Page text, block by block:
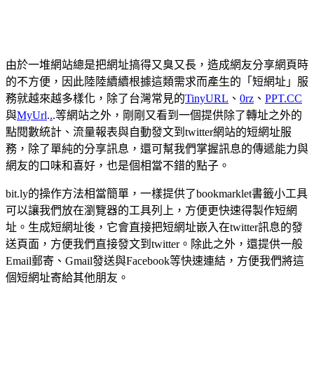
由於一堆網站總是把網址搞得又臭又長，造成網友分享網頁時
的不方便，因此陸陸續續根據這類需求而產生的「短網址」服
務就越來越多樣化，除了台灣常見的TinyURL 、 0rz 、 PPT.CC
與MyUrl...等網站之外，剛剛又看到一個提供除了轉址之外的
點閱數統計、流量報表與自動發文到twitter網站的短網址服
務，除了單純的分享訊息，還可幫我們掌握訊息的傳遞能力與
網友的口味和喜好，也是個相當不錯的點子。
bit.ly的操作方法相當簡單，一樣提供了bookmarklet書籤小工具
可以讓我們放在瀏覽器的工具列上，方便更快速得製作短網
址。生成短網址後，它會直接把短網址嵌入在twitter訊息的發
送頁面，方便我們直接發文到twitter。除此之外，還提供一般
Email郵寄、Gmail發送與Facebook等快速連結，方便我們將這
個短網址寄給其他朋友。